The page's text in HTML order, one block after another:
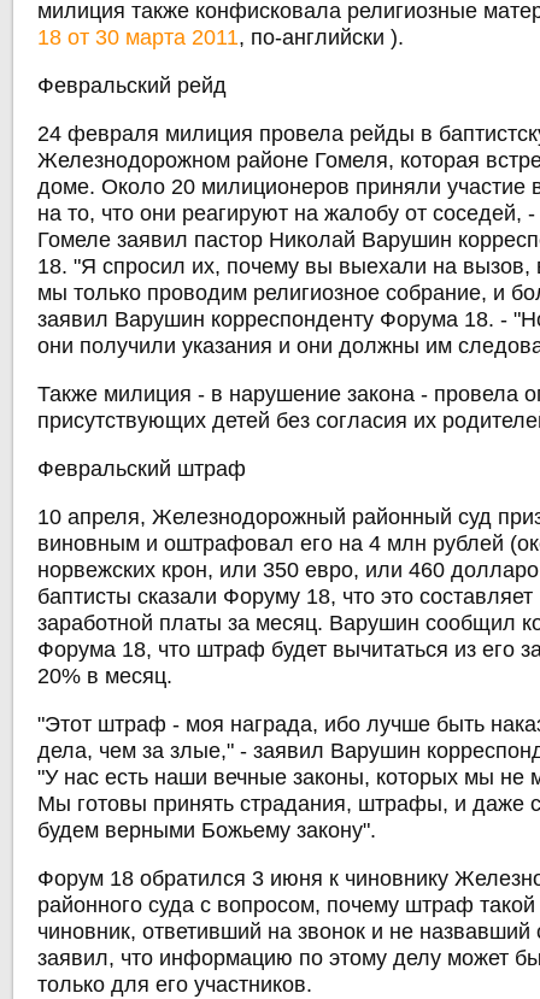
милиция также конфисковала религиозные
18 от 30 марта 2011, по-английски ).
Февральский рейд
24 февраля милиция провела рейды в
Железнодорожном районе Гомеля, которая
доме. Около 20 милиционеров приняли участие
на то, что они реагируют на жалобу от соседей,
Гомеле заявил пастор Николай Варушин
18. "Я спросил их, почему вы выехали на вызов,
мы только проводим религиозное собрание, и
заявил Варушин корреспонденту Форума 18. -
они получили указания и они должны им
Также милиция - в нарушение закона - провела
присутствующих детей без согласия их
Февральский штраф
10 апреля, Железнодорожный районный суд
виновным и оштрафовал его на 4 млн рублей
норвежских крон, или 350 евро, или 460
баптисты сказали Форуму 18, что это
заработной платы за месяц. Варушин сообщил
Форума 18, что штраф будет вычитаться из его
20% в месяц.
"Этот штраф - моя награда, ибо лучше быть
дела, чем за злые," - заявил Варушин
"У нас есть наши вечные законы, которых мы не
Мы готовы принять страдания, штрафы, и даже
будем верными Божьему закону".
Форум 18 обратился 3 июня к чиновнику
районного суда с вопросом, почему штраф
чиновник, ответивший на звонок и не назвавший
заявил, что информацию по этому делу может
только для его участников.